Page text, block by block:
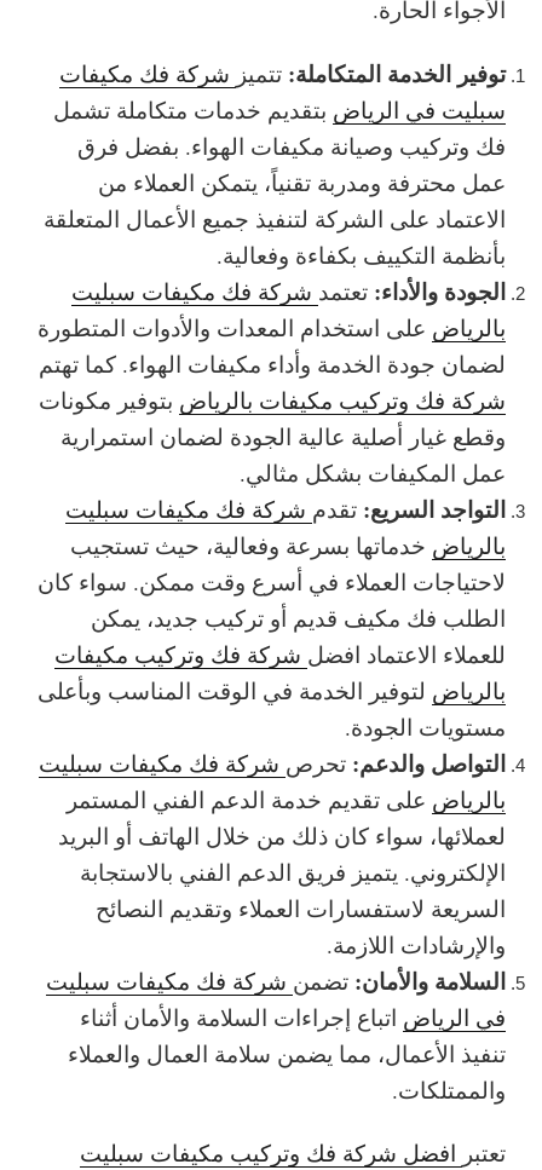
الأجواء الحارة.
توفير الخدمة المتكاملة: تتميز شركة فك مكيفات
سبليت في الرياض بتقديم خدمات متكاملة تشمل
فك وتركيب وصيانة مكيفات الهواء. بفضل فرق
عمل محترفة ومدربة تقنياً، يتمكن العملاء من
الاعتماد على الشركة لتنفيذ جميع الأعمال المتعلقة
بأنظمة التكييف بكفاءة وفعالية.
الجودة والأداء: تعتمد شركة فك مكيفات سبليت
بالرياض على استخدام المعدات والأدوات المتطورة
لضمان جودة الخدمة وأداء مكيفات الهواء. كما تهتم
شركة فك وتركيب مكيفات بالرياض بتوفير مكونات
وقطع غيار أصلية عالية الجودة لضمان استمرارية
عمل المكيفات بشكل مثالي.
التواجد السريع: تقدم شركة فك مكيفات سبليت
بالرياض خدماتها بسرعة وفعالية، حيث تستجيب
لاحتياجات العملاء في أسرع وقت ممكن. سواء كان
الطلب فك مكيف قديم أو تركيب جديد، يمكن
للعملاء الاعتماد افضل شركة فك وتركيب مكيفات
بالرياض لتوفير الخدمة في الوقت المناسب وبأعلى
مستويات الجودة.
التواصل والدعم: تحرص شركة فك مكيفات سبليت
بالرياض على تقديم خدمة الدعم الفني المستمر
لعملائها، سواء كان ذلك من خلال الهاتف أو البريد
الإلكتروني. يتميز فريق الدعم الفني بالاستجابة
السريعة لاستفسارات العملاء وتقديم النصائح
والإرشادات اللازمة.
السلامة والأمان: تضمن شركة فك مكيفات سبليت
في الرياض اتباع إجراءات السلامة والأمان أثناء
تنفيذ الأعمال، مما يضمن سلامة العمال والعملاء
والممتلكات.
تعتبر افضل شركة فك وتركيب مكيفات سبليت